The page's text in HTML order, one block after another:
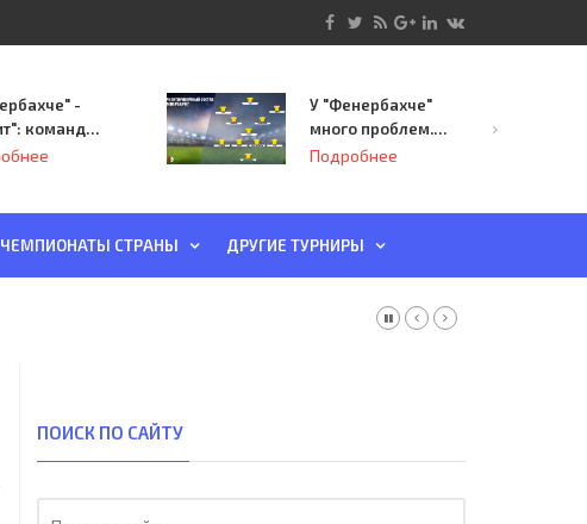
-
команда
начинает
У "Фенербахче"
много проблем.
Но он опасен для
Подробнее
ЧЕМПИОНАТЫ СТРАНЫ ДРУГИЕ ТУРНИРЫ
ПОИСК ПО САЙТУ